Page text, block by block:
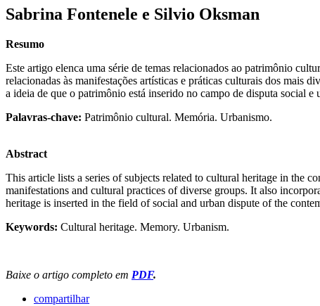
Sabrina Fontenele e Silvio Oksman
Resumo
Este artigo elenca uma série de temas relacionados ao patrimônio
relacionadas às manifestações artísticas e práticas culturais dos mais
a ideia de que o patrimônio está inserido no campo de disputa social e
Palavras-chave: Patrimônio cultural. Memória. Urbanismo.
Abstract
This article lists a series of subjects related to cultural heritage in the
manifestations and cultural practices of diverse groups. It also
heritage is inserted in the field of social and urban dispute of the
Keywords: Cultural heritage. Memory. Urbanism.
Baixe o artigo completo em PDF.
compartilhar